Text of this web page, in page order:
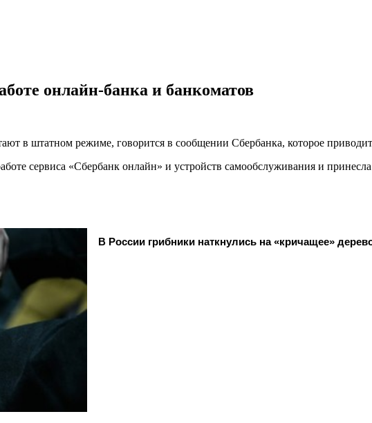
онлайн-банка и банкоматов
в штатном режиме, говорится в сообщении Сбербанка, которое
сервиса «Сбербанк онлайн» и устройств самообслуживания и
В России грибники наткнулись на «кричащее»